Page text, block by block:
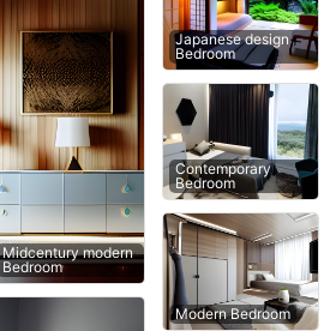
Midcentury modern
Bedroom
Japanese design
Bedroom
Contemporary
Bedroom
Modern Bedroom